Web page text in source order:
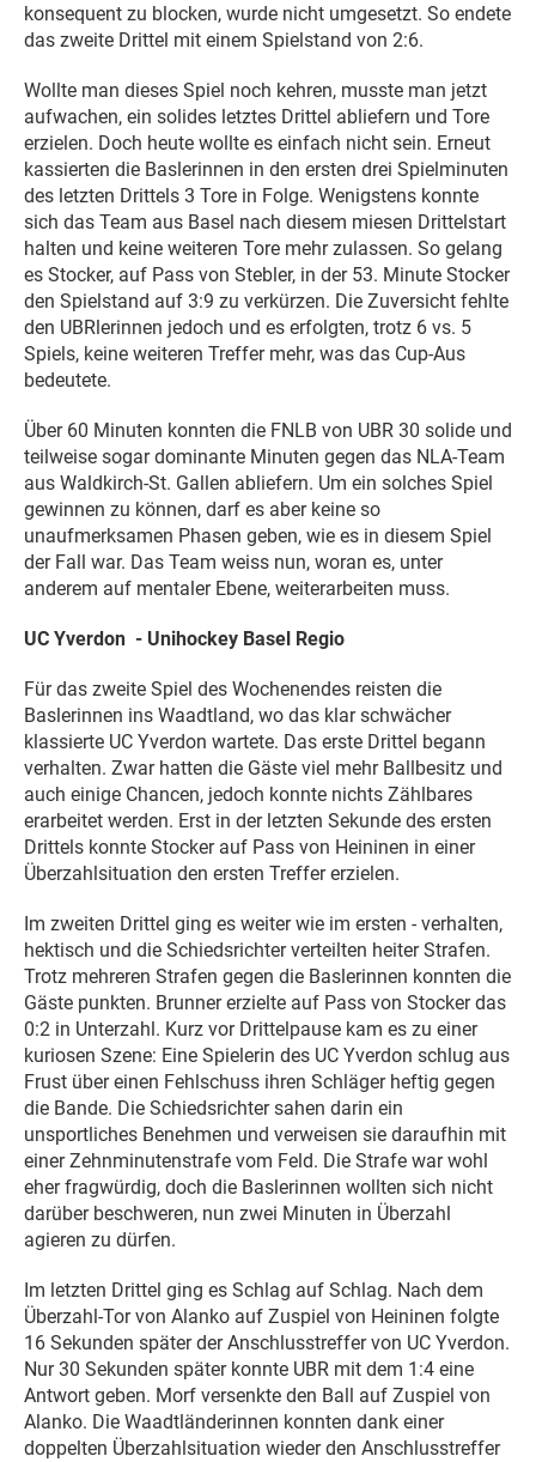
konsequent zu blocken, wurde nicht umgesetzt. So endete
das zweite Drittel mit einem Spielstand von 2:6.
Wollte man dieses Spiel noch kehren, musste man jetzt
aufwachen, ein solides letztes Drittel abliefern und Tore
erzielen. Doch heute wollte es einfach nicht sein. Erneut
kassierten die Baslerinnen in den ersten drei Spielminuten
des letzten Drittels 3 Tore in Folge. Wenigstens konnte
sich das Team aus Basel nach diesem miesen Drittelstart
halten und keine weiteren Tore mehr zulassen. So gelang
es Stocker, auf Pass von Stebler, in der 53. Minute Stocker
den Spielstand auf 3:9 zu verkürzen. Die Zuversicht fehlte
den UBRlerinnen jedoch und es erfolgten, trotz 6 vs. 5
Spiels, keine weiteren Treffer mehr, was das Cup-Aus
bedeutete.
Über 60 Minuten konnten die FNLB von UBR 30 solide und
teilweise sogar dominante Minuten gegen das NLA-Team
aus Waldkirch-St. Gallen abliefern. Um ein solches Spiel
gewinnen zu können, darf es aber keine so
unaufmerksamen Phasen geben, wie es in diesem Spiel
der Fall war. Das Team weiss nun, woran es, unter
anderem auf mentaler Ebene, weiterarbeiten muss.
UC Yverdon - Unihockey Basel Regio
Für das zweite Spiel des Wochenendes reisten die
Baslerinnen ins Waadtland, wo das klar schwächer
klassierte UC Yverdon wartete. Das erste Drittel begann
verhalten. Zwar hatten die Gäste viel mehr Ballbesitz und
auch einige Chancen, jedoch konnte nichts Zählbares
erarbeitet werden. Erst in der letzten Sekunde des ersten
Drittels konnte Stocker auf Pass von Heininen in einer
Überzahlsituation den ersten Treffer erzielen.
Im zweiten Drittel ging es weiter wie im ersten - verhalten,
hektisch und die Schiedsrichter verteilten heiter Strafen.
Trotz mehreren Strafen gegen die Baslerinnen konnten die
Gäste punkten. Brunner erzielte auf Pass von Stocker das
0:2 in Unterzahl. Kurz vor Drittelpause kam es zu einer
kuriosen Szene: Eine Spielerin des UC Yverdon schlug aus
Frust über einen Fehlschuss ihren Schläger heftig gegen
die Bande. Die Schiedsrichter sahen darin ein
unsportliches Benehmen und verweisen sie daraufhin mit
einer Zehnminutenstrafe vom Feld. Die Strafe war wohl
eher fragwürdig, doch die Baslerinnen wollten sich nicht
darüber beschweren, nun zwei Minuten in Überzahl
agieren zu dürfen.
Im letzten Drittel ging es Schlag auf Schlag. Nach dem
Überzahl-Tor von Alanko auf Zuspiel von Heininen folgte
16 Sekunden später der Anschlusstreffer von UC Yverdon.
Nur 30 Sekunden später konnte UBR mit dem 1:4 eine
Antwort geben. Morf versenkte den Ball auf Zuspiel von
Alanko. Die Waadtländerinnen konnten dank einer
doppelten Überzahlsituation wieder den Anschlusstreffer